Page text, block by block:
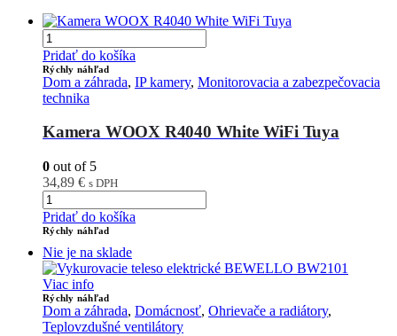
Pridať do košíka
Rýchly náhľad
Dom a záhrada, IP kamery, Monitorovacia a zabezpečovacia
technika
Kamera WOOX R4040 White WiFi Tuya
0 out of 5
34,89 € s DPH
Pridať do košíka
Rýchly náhľad
Nie je na sklade
Viac info
Rýchly náhľad
Dom a záhrada, Domácnosť, Ohrievače a radiátory,
Teplovzdušné ventilátory